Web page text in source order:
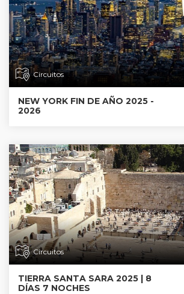
Circuitos
NEW YORK FIN DE AÑO 2025 -
2026
Circuitos
TIERRA SANTA SARA 2025 | 8
DÍAS 7 NOCHES